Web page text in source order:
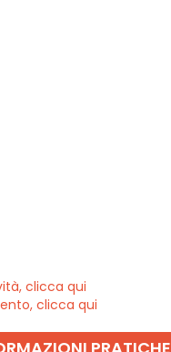
clicca qui
clicca qui